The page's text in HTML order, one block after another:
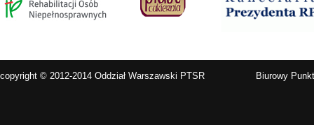
copyright © 2012-2014 Oddział Warszawski PTSR Biurowy